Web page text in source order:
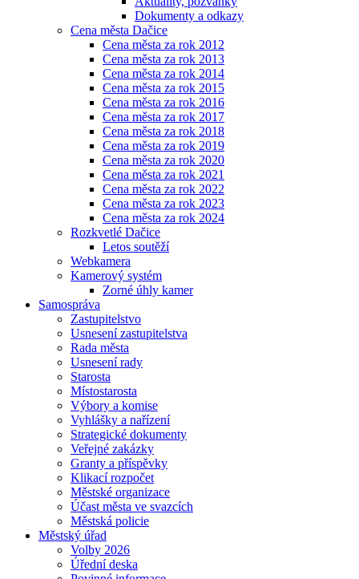
Dokumenty a odkazy
Cena města Dačice
Cena města za rok 2012
Cena města za rok 2013
Cena města za rok 2014
Cena města za rok 2015
Cena města za rok 2016
Cena města za rok 2017
Cena města za rok 2018
Cena města za rok 2019
Cena města za rok 2020
Cena města za rok 2021
Cena města za rok 2022
Cena města za rok 2023
Cena města za rok 2024
Rozkvetlé Dačice
Letos soutěží
Webkamera
Kamerový systém
Zorné úhly kamer
Samospráva
Zastupitelstvo
Usnesení zastupitelstva
Rada města
Usnesení rady
Starosta
Místostarosta
Výbory a komise
Vyhlášky a nařízení
Strategické dokumenty
Veřejné zakázky
Granty a příspěvky
Klikací rozpočet
Městské organizace
Účast města ve svazcích
Městská policie
Městský úřad
Volby 2026
Úřední deska